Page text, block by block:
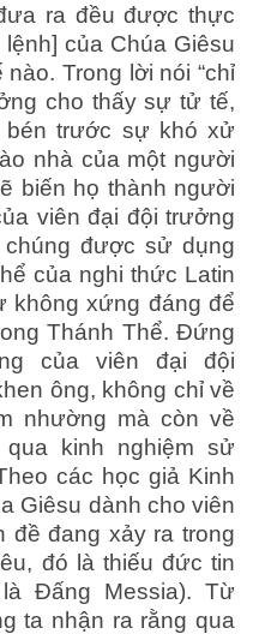
ra đều được thực
của Chúa Giêsu
Trong lời nói “chỉ
cho thấy sự tử tế,
bén trước sự khó xử
nhà của một người
biến họ thành người
viên đại đội trưởng
được sử dụng
của nghi thức Latin
không xứng đáng để
Thánh Thể. Đứng
của viên đại đội
ông, không chỉ về
nhường mà còn về
kinh nghiệm sử
các học giả Kinh
Giêsu dành cho viên
đề đang xảy ra trong
đó là thiếu đức tin
Đấng Messia). Từ
ta nhận ra rằng qua